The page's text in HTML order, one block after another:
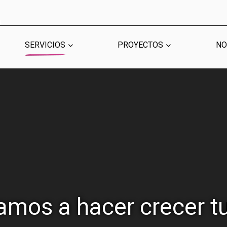
SERVICIOS PROYECTOS
a hacer crecer
SECTOR
SECTOR